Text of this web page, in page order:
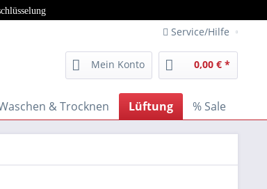
Service/Hilfe
Mein Konto 0,00 € *
& Trocknen Lüftung % Sale